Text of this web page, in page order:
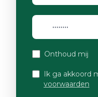
Onthoud mij
Ik ga akkoord
voorwaarden